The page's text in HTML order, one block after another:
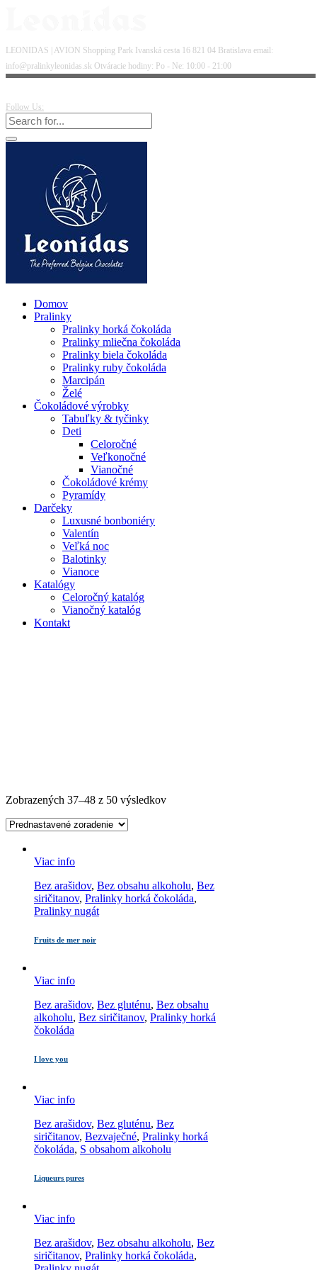
LEONIDAS | AVION Shopping Park Ivanská cesta 16 821 04 Bratislava email:
info@pralinkyleonidas.sk Otváracie hodiny: Po - Ne: 10:00 - 21:00
Follow Us:
Domov
Pralinky
Pralinky horká čokoláda
Pralinky mliečna čokoláda
Pralinky biela čokoláda
Pralinky ruby čokoláda
Marcipán
Želé
Čokoládové výrobky
Tabuľky & tyčinky
Deti
Celoročné
Veľkonočné
Vianočné
Čokoládové krémy
Pyramídy
Darčeky
Luxusné bonboniéry
Valentín
Veľká noc
Balotinky
Vianoce
Katalógy
Celoročný katalóg
Vianočný katalóg
Kontakt
Zobrazených 37–48 z 50 výsledkov
Viac info
Bez arašidov, Bez obsahu alkoholu, Bez
siričitanov, Pralinky horká čokoláda,
Pralinky nugát
Fruits de mer noir
Viac info
Bez arašidov, Bez gluténu, Bez obsahu
alkoholu, Bez siričitanov, Pralinky horká
čokoláda
I love you
Viac info
Bez arašidov, Bez gluténu, Bez
siričitanov, Bezvaječné, Pralinky horká
čokoláda, S obsahom alkoholu
Liqueurs pures
Viac info
Bez arašidov, Bez obsahu alkoholu, Bez
siričitanov, Pralinky horká čokoláda,